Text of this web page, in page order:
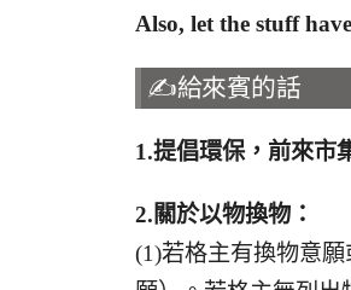
Also, let the stuff
✍️給來賓的話
1.提倡環保，前來市
2.關於以物換物：
(1)若格主有換物意